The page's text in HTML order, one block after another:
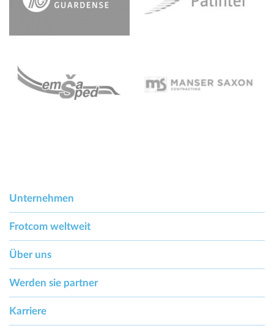
Unternehmen
Frotcom weltweit
Über uns
Werden sie partner
Karriere